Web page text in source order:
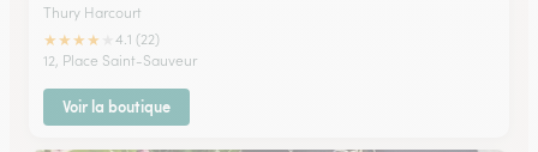
Thury Harcourt
★★★★
4.1 (22)
12, Place Saint-Sauveur
Voir la boutique